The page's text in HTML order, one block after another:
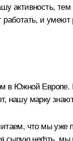
активность,
и
в Южной
нашу марку
что мы уже